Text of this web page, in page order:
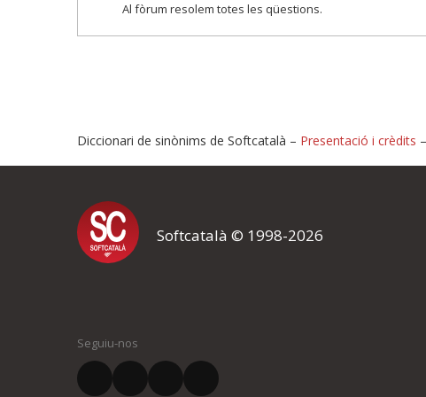
Al fòrum resolem totes les qüestions.
Proposeu-nos millores o
Si heu trobat un error o voleu proposar alguna millora, ompliu els camps
proposeu o l'error del qual voleu informar-nos.
El vostre correu electrònic *
Diccionari de sinònims de Softcatalà – Presentació i crèdits
Softcatalà © 1998-2026
Seguiu-nos